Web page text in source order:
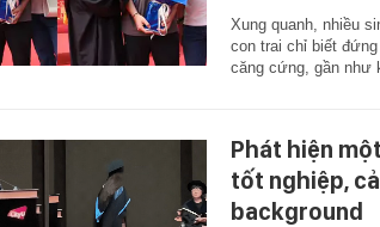
Xung quanh, nhiều
con trai chỉ biết
căng cứng, gần như
Phát hiện
tốt nghiệp,
background